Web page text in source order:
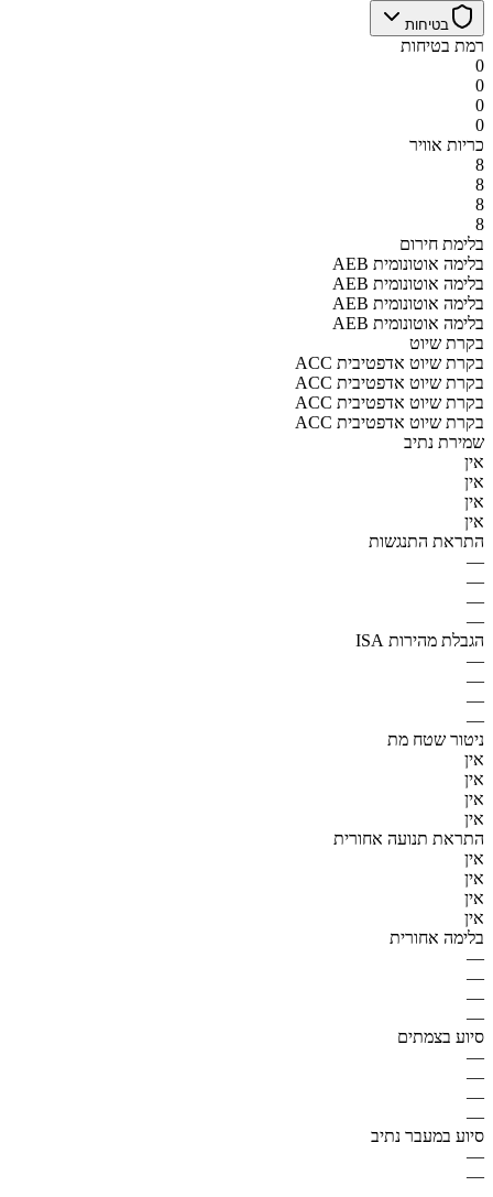
בטיחות
רמת בטיחות
0
0
0
0
כריות אוויר
8
8
8
8
בלימת חירום
AEB בלימה אוטונומית
AEB בלימה אוטונומית
AEB בלימה אוטונומית
AEB בלימה אוטונומית
בקרת שיוט
ACC בקרת שיוט אדפטיבית
ACC בקרת שיוט אדפטיבית
ACC בקרת שיוט אדפטיבית
ACC בקרת שיוט אדפטיבית
שמירת נתיב
אין
אין
אין
אין
התראת התנגשות
—
—
—
—
הגבלת מהירות ISA
—
—
—
—
ניטור שטח מת
אין
אין
אין
אין
התראת תנועה אחורית
אין
אין
אין
אין
בלימה אחורית
—
—
—
—
סיוע בצמתים
—
—
—
—
סיוע במעבר נתיב
—
—